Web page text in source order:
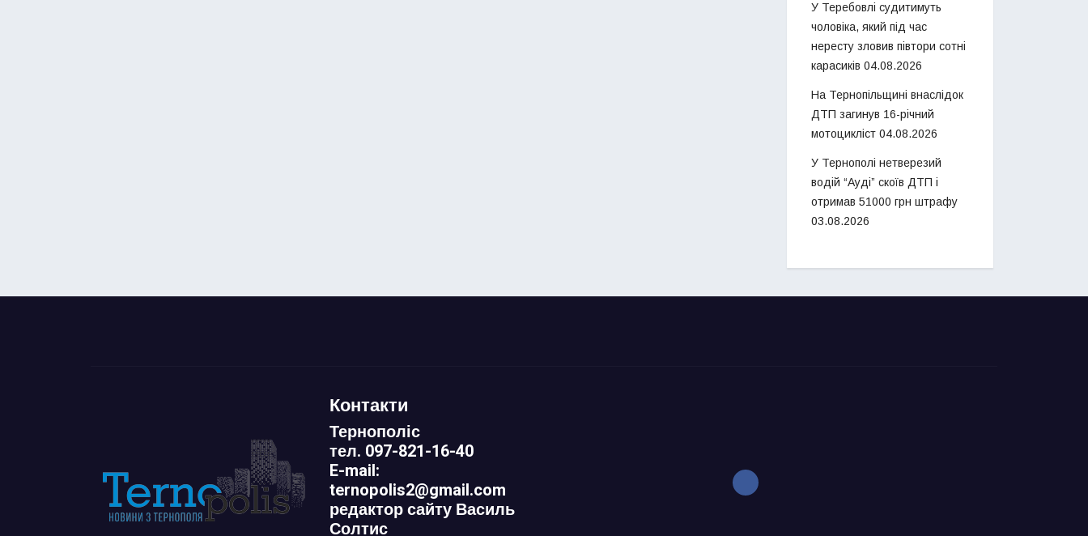
У Теребовлі судитимуть
чоловіка, який під час
нересту зловив півтори сотні
карасиків 04.08.2026
На Тернопільщині внаслідок
ДТП загинув 16-річний
мотоцикліст 04.08.2026
У Тернополі нетверезий
водій “Ауді” скоїв ДТП і
отримав 51000 грн штрафу
03.08.2026
Контакти
Тернополіс
тел. 097-821-16-40
E-mail:
ternopolis2@gmail.com
редактор сайту Василь
Солтис